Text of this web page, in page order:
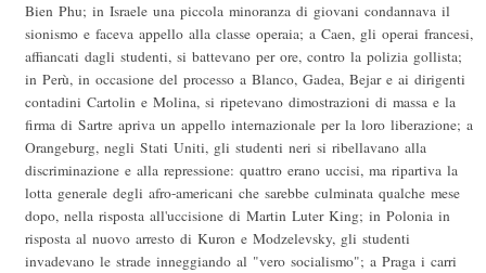
Bien Phu; in Israele una piccola minoranza di giovani condannava il
sionismo e faceva appello alla classe operaia; a Caen, gli operai francesi,
affiancati dagli studenti, si battevano per ore, contro la polizia gollista;
in Perù, in occasione del processo a Blanco, Gadea, Bejar e ai dirigenti
contadini Cartolin e Molina, si ripetevano dimostrazioni di massa e la
firma di Sartre apriva un appello internazionale per la loro liberazione; a
Orangeburg, negli Stati Uniti, gli studenti neri si ribellavano alla
discriminazione e alla repressione: quattro erano uccisi, ma ripartiva la
lotta generale degli afro-americani che sarebbe culminata qualche mese
dopo, nella risposta all'uccisione di Martin Luter King; in Polonia in
risposta al nuovo arresto di Kuron e Modzelevsky, gli studenti
invadevano le strade inneggiando al "vero socialismo"; a Praga i carri